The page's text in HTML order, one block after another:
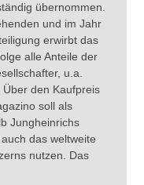
übernommen.
und im Jahr
erwirbt das
alle Anteile der
u.a.
den Kaufpreis
soll als
Jungheinrichs
das weltweite
nutzen. Das